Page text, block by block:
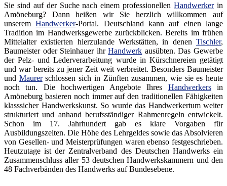
Sie sind auf der Suche nach einem professionellenHandwerkerin
Amöneburg? Dann heißen wir Sie herzlich willkommen auf
unseremHandwerker-Portal. Deutschland kann auf einen lange
Tradition im Handwerksgewerbe zurückblicken. Bereits im frühen
Mittelalter existierten hierzulande Werkstätten, in denen Tischler,
Baumeister oder Steinhauer ihrHandwerk ausübten. Das Gewerbe
der Pelz- und Lederverarbeitung wurde in Kürschnereien getätigt
und war bereits zu jener Zeit weit verbreitet. Besonders Baumeister
und Maurerschlossen sich in Zünften zusammen, wie sie es heute
noch tun. Die hochwertigen Angebote Ihres Handwerkersin
Amöneburg basieren noch immer auf den traditionellen Fähigkeiten
klasssicher Handwerkskunst. So wurde das Handwerkertum weiter
strukturiert und anhand berufsständiger Rahmenregeln entwickelt.
Schon im 17. Jahrhundert gab es klare Vorgaben für
Ausbildungszeiten. Die Höhe des Lehrgeldes sowie das Absolvieren
von Gesellen- und Meisterprüfungen waren ebenso festgeschrieben.
Heutzutage ist der Zentralverband des Deutschen Handwerks ein
Zusammenschluss aller 53 deutschen Handwerkskammern und den
48 Fachverbänden des Handwerks auf Bundesebene.